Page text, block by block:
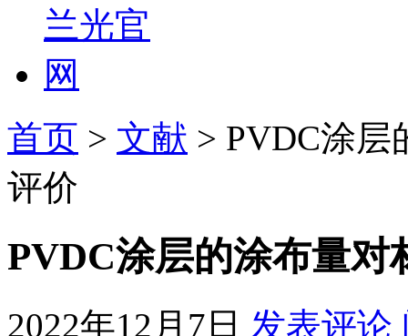
首页 > 文献 > PVDC涂
评价
PVDC涂层的涂布量对
2022年12月7日 发表评论